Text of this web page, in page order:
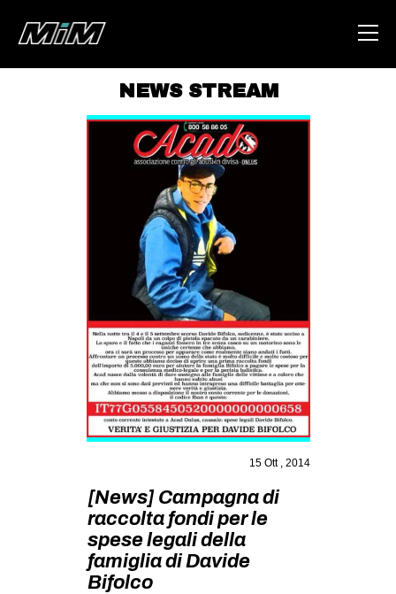
ABOUT
AREA
DEGENERAZIONE
GAZA FREESTYLE
CSOA LAMBRETTA
MSM
STUDENTI TSUNAMI
ZAM
MILANO
MOBILITAZIONI
SPORT POPOLARE
MOVIMENTI
AMBIENTE
NEWS STREAM
15 Ott , 2014
[News] Campagna di
raccolta fondi per le
spese legali della
famiglia di Davide
Bifolco